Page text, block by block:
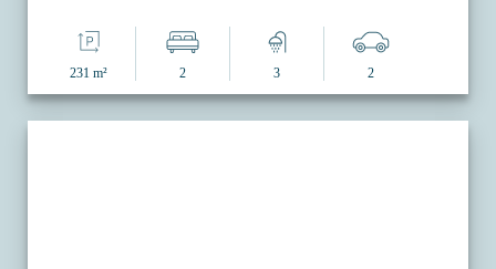
231 m² 2 3 2